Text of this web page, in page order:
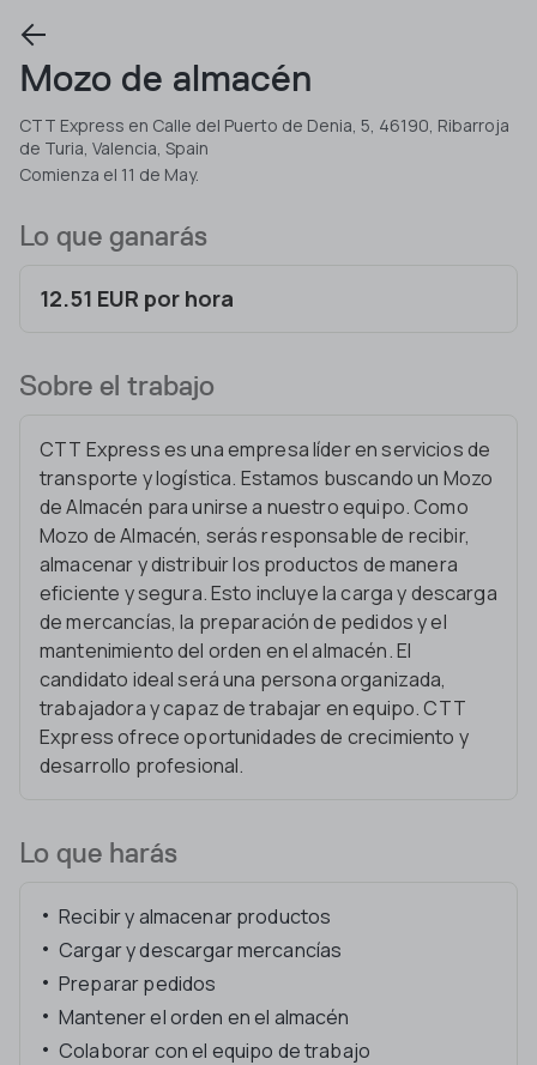
Mozo de almacén
CTT Express en Calle del Puerto de Denia, 5, 46190, Ribarroja
de Turia, Valencia, Spain
Comienza el 11 de May.
Lo que ganarás
12.51 EUR por hora
Sobre el trabajo
CTT Express es una empresa líder en servicios de
transporte y logística. Estamos buscando un Mozo
de Almacén para unirse a nuestro equipo. Como
Mozo de Almacén, serás responsable de recibir,
almacenar y distribuir los productos de manera
eficiente y segura. Esto incluye la carga y descarga
de mercancías, la preparación de pedidos y el
mantenimiento del orden en el almacén. El
candidato ideal será una persona organizada,
trabajadora y capaz de trabajar en equipo. CTT
Express ofrece oportunidades de crecimiento y
desarrollo profesional.
Lo que harás
Recibir y almacenar productos
Cargar y descargar mercancías
Preparar pedidos
Mantener el orden en el almacén
Colaborar con el equipo de trabajo